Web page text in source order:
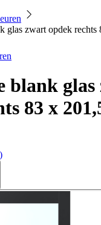
glas zwart opdek rechts
blank glas
83 x